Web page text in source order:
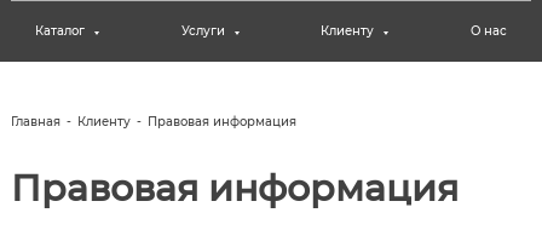
Каталог Услуги Клиенту О нас
Главная- Клиенту- Правовая информация
Правовая информация